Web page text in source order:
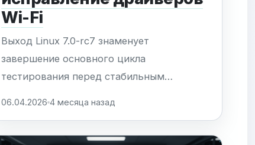
Wi-Fi
Выход Linux 7.0-rc7 знаменует
завершение основного цикла
тестирования перед стабильным
06.04.2026 4 месяца назад